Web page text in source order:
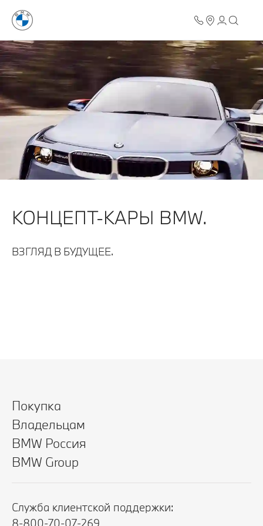
КОНЦЕПТ-КАРЫ BMW.
ВЗГЛЯД В БУДУЩЕЕ.
Покупка
Владельцам
BMW Россия
BMW Group
Служба клиентской поддержки:
8-800-70-07-269